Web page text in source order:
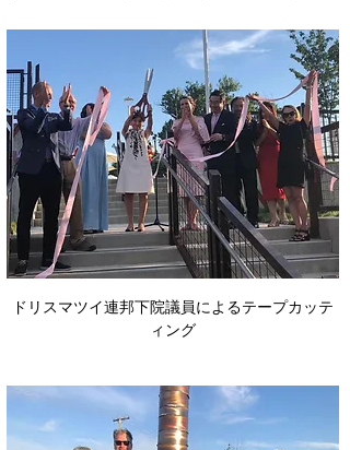
ドリスマツイ連邦下院議員によるテープカッテ
ィング